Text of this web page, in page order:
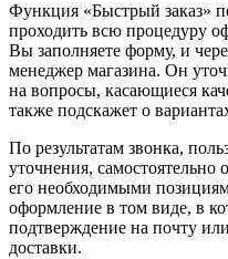
Функция «Быстрый заказ»
проходить всю процедуру
Вы заполняете форму, и
менеджер магазина. Он
на вопросы, касающиеся
также подскажет о
По результатам звонка,
уточнения, самостоятельно
его необходимыми
оформление в том виде, в
подтверждение на почту
доставки.